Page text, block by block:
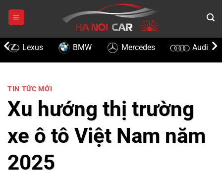
dung Lexus BMW Mercedes Audi
TIN TỨC MỚI
Xu hướng thị trường
xe ô tô Việt Nam năm
2025